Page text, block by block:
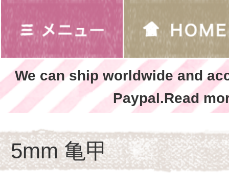
We can ship worldwide and
Paypal.Read
5mm 亀甲